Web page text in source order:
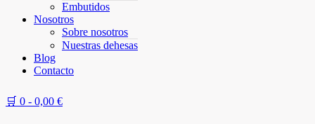
Embutidos
Nosotros
Sobre nosotros
Nuestras dehesas
Blog
Contacto
🛒 0 - 0,00 €